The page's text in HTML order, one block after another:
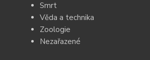
Smrt
Věda a technika
Zoologie
Nezařazené